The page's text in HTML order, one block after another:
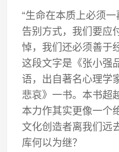
“生命在本质上必须
告别方式，我们要应
悼，我们还必须善
这段文字是《张小强
语，出自著名心理学
悲哀》一书。本书超
本力作其实更像一个
文化创造者离我们远
库何以为继？